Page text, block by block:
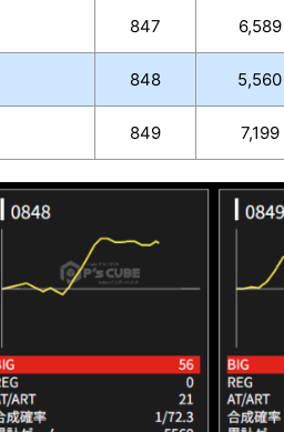
847 6,589
848 5,560
849 7,199